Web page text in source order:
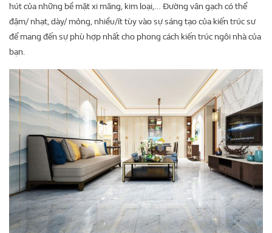
hút của những bề mặt xi măng, kim loại,… Đường vân gạch có thể
đậm/ nhạt, dày/ mỏng, nhiều/ít tùy vào sự sáng tạo của kiến trúc sư
để mang đến sự phù hợp nhất cho phong cách kiến trúc ngôi nhà của
bạn.